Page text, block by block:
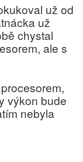
už od
už
chystal
ale s
výkon bude
nebyla